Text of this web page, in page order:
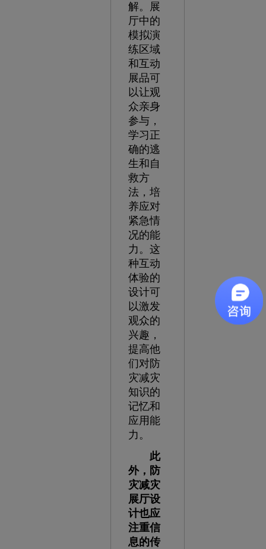
解。展
厅中的
模拟演
练区域
和互动
展品可
以让观
众亲身
参与，
学习正
确的逃
生和自
救方
法，培
养应对
紧急情
况的能
力。这
种互动
体验的
设计可
以激发
观众的
兴趣，
提高他
们对防
灾减灾
知识的
记忆和
应用能
力。
此
外，防
灾减灾
展厅设
计也应
注重信
息的传